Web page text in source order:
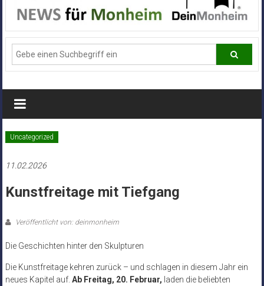
News
aus
Deiner
Stadt
Monheim
Uncategorized
11.02.2026
Kunstfreitage mit Tiefgang
Veröffentlicht von: deinmonheim
Die Geschichten hinter den Skulpturen
Die Kunstfreitage kehren zurück – und schlagen in diesem Jahr ein
neues Kapitel auf. Ab Freitag, 20. Februar, laden die beliebten